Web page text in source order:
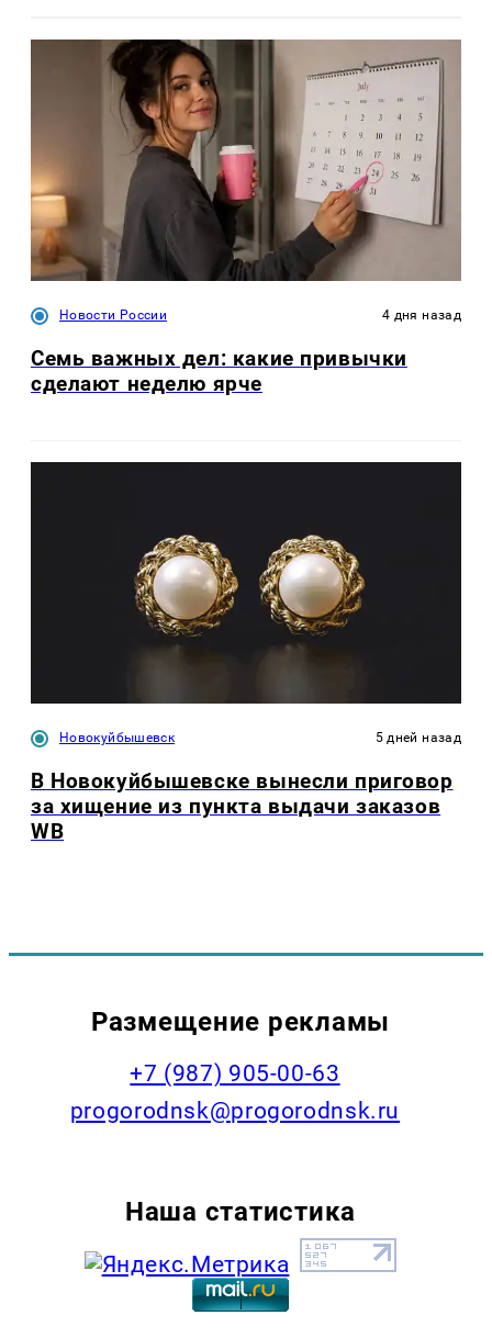
Новости России 4 дня назад
Семь важных дел: какие привычки
сделают неделю ярче
Новокуйбышевск 5 дней назад
В Новокуйбышевске вынесли приговор
за хищение из пункта выдачи заказов
WB
Размещение рекламы
+7 (987) 905-00-63
progorodnsk@progorodnsk.ru
Наша статистика